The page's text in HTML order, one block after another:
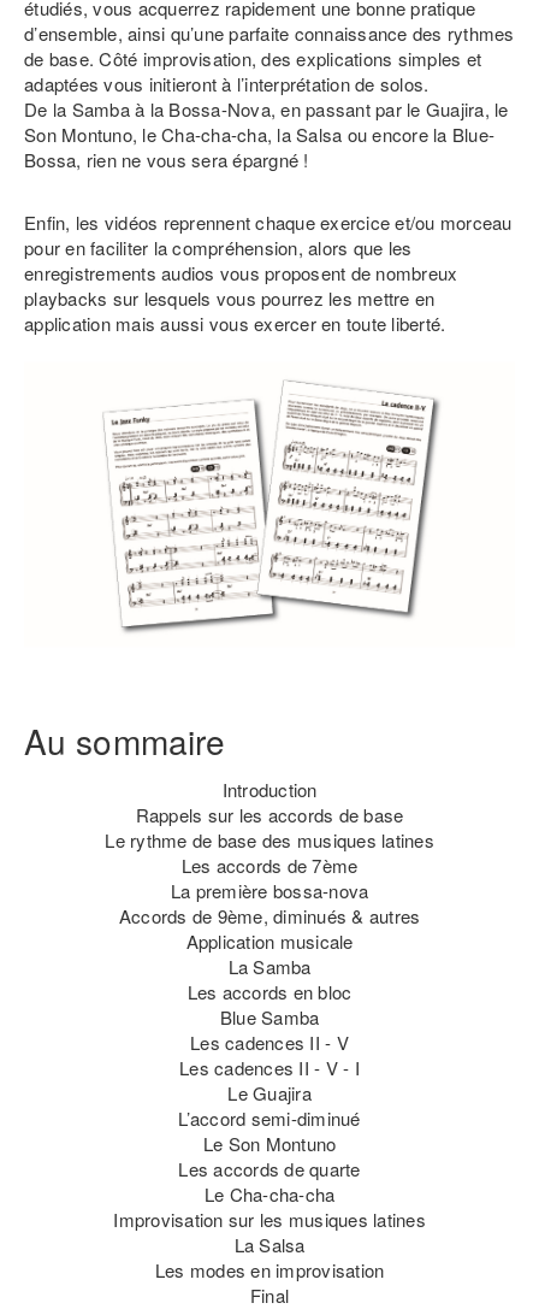
étudiés, vous acquerrez rapidement une bonne pratique
d’ensemble, ainsi qu’une parfaite connaissance des rythmes
de base. Côté improvisation, des explications simples et
adaptées vous initieront à l’interprétation de solos.
De la Samba à la Bossa-Nova, en passant par le Guajira, le
Son Montuno, le Cha-cha-cha, la Salsa ou encore la Blue-
Bossa, rien ne vous sera épargné !
Enfin, les vidéos reprennent chaque exercice et/ou morceau
pour en faciliter la compréhension, alors que les
enregistrements audios vous proposent de nombreux
playbacks sur lesquels vous pourrez les mettre en
application mais aussi vous exercer en toute liberté.
Au sommaire
Introduction
Rappels sur les accords de base
Le rythme de base des musiques latines
Les accords de 7ème
La première bossa-nova
Accords de 9ème, diminués & autres
Application musicale
La Samba
Les accords en bloc
Blue Samba
Les cadences II - V
Les cadences II - V - I
Le Guajira
L’accord semi-diminué
Le Son Montuno
Les accords de quarte
Le Cha-cha-cha
Improvisation sur les musiques latines
La Salsa
Les modes en improvisation
Final